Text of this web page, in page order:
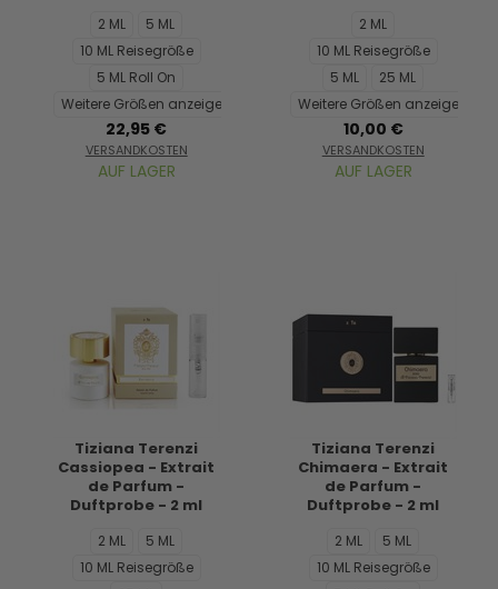
2 ML
5 ML
10 ML Reisegröße
5 ML Roll On
Weitere Größen anzeigen...
22,95 €
VERSANDKOSTEN
AUF LAGER
2 ML
10 ML Reisegröße
5 ML
25 ML
Weitere Größen anzeigen...
10,00 €
VERSANDKOSTEN
AUF LAGER
Tiziana Terenzi
Cassiopea - Extrait
de Parfum -
Duftprobe - 2 ml
2 ML
5 ML
10 ML Reisegröße
Tiziana Terenzi
Chimaera - Extrait
de Parfum -
Duftprobe - 2 ml
2 ML
5 ML
10 ML Reisegröße